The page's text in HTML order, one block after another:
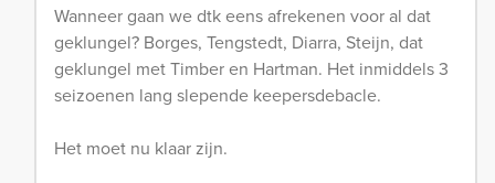
Wanneer gaan we dtk eens afrekenen voor al dat
geklungel? Borges, Tengstedt, Diarra, Steijn, dat
geklungel met Timber en Hartman. Het inmiddels 3
seizoenen lang slepende keepersdebacle.
Het moet nu klaar zijn.